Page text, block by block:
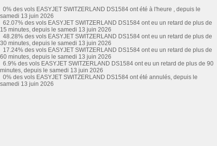
0% des vols EASYJET SWITZERLAND DS1584 ont été à l'heure , depuis le
samedi 13 juin 2026
62.07% des vols EASYJET SWITZERLAND DS1584 ont eu un retard de plus de
15 minutes, depuis le samedi 13 juin 2026
48.28% des vols EASYJET SWITZERLAND DS1584 ont eu un retard de plus de
30 minutes, depuis le samedi 13 juin 2026
17.24% des vols EASYJET SWITZERLAND DS1584 ont eu un retard de plus de
60 minutes, depuis le samedi 13 juin 2026
6.9% des vols EASYJET SWITZERLAND DS1584 ont eu un retard de plus de 90
minutes, depuis le samedi 13 juin 2026
0% des vols EASYJET SWITZERLAND DS1584 ont été annulés, depuis le
samedi 13 juin 2026